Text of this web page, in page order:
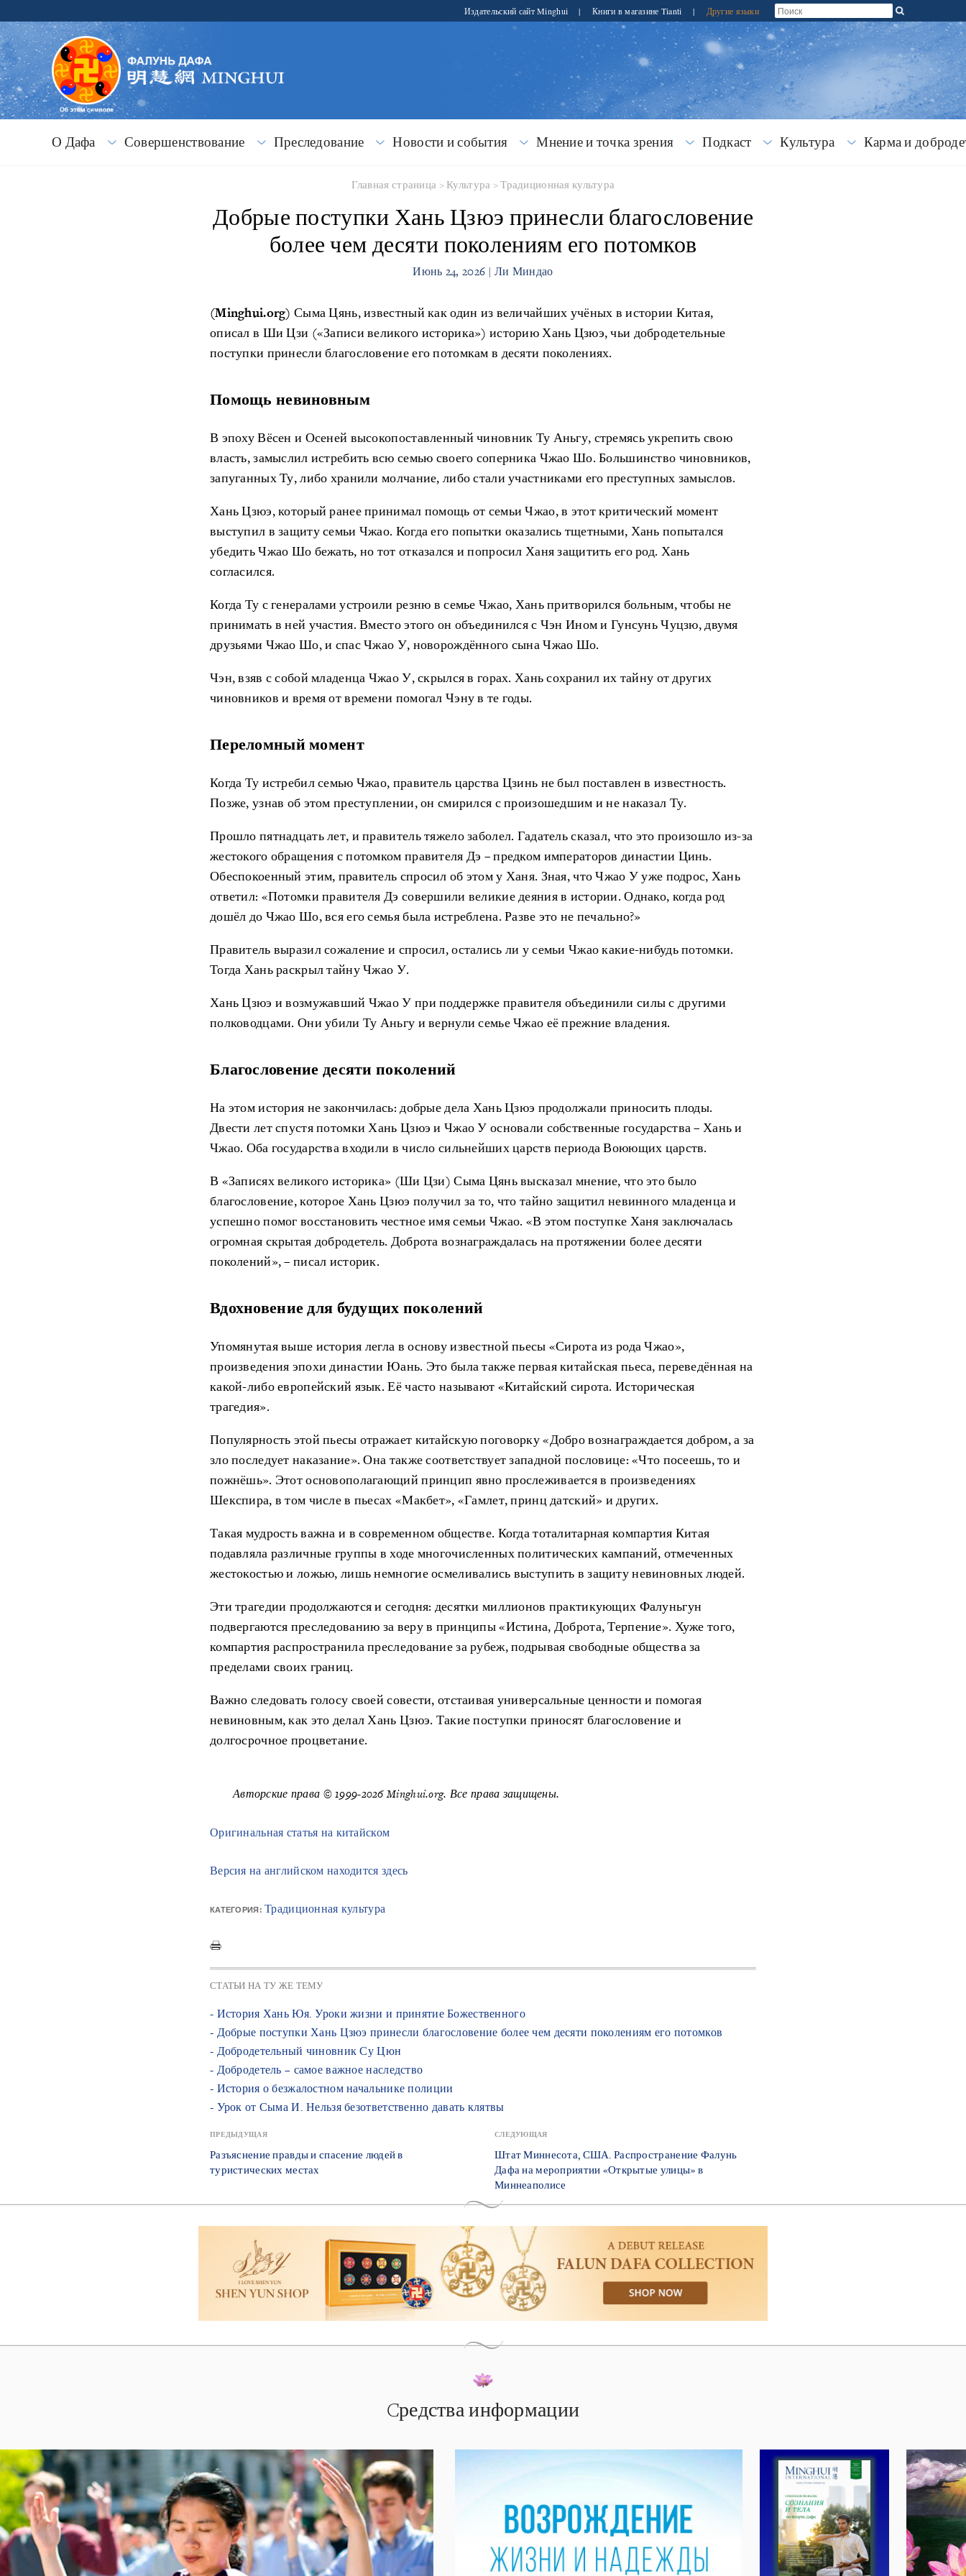
Издательский сайт Minghui | Книги в магазине Tianti | Другие языки
О Дафа Совершенствование Преследование Новости и события Мнение и точка зрения Подкаст Культура Карма и
Главная страница > Культура >Традиционная культура
Добрые поступки Хань Цзюэ принесли благословение
более чем десяти поколениям его потомков
Июнь 24, 2026 | Ли Миндао
(Minghui.org) Сыма Цянь, известный как один из величайших учёных в истории Китая,
описал в Ши Цзи («Записи великого историка») историю Хань Цзюэ, чьи добродетельные
поступки принесли благословение его потомкам в десяти поколениях.
Помощь невиновным
В эпоху Вёсен и Осеней высокопоставленный чиновник Ту Аньгу, стремясь укрепить свою
власть, замыслил истребить всю семью своего соперника Чжао Шо. Большинство чиновников,
запуганных Ту, либо хранили молчание, либо стали участниками его преступных замыслов.
Хань Цзюэ, который ранее принимал помощь от семьи Чжао, в этот критический момент
выступил в защиту семьи Чжао. Когда его попытки оказались тщетными, Хань попытался
убедить Чжао Шо бежать, но тот отказался и попросил Ханя защитить его род. Хань
согласился.
Когда Ту с генералами устроили резню в семье Чжао, Хань притворился больным, чтобы не
принимать в ней участия. Вместо этого он объединился с Чэн Ином и Гунсунь Чуцзю, двумя
друзьями Чжао Шо, и спас Чжао У, новорождённого сына Чжао Шо.
Чэн, взяв с собой младенца Чжао У, скрылся в горах. Хань сохранил их тайну от других
чиновников и время от времени помогал Чэну в те годы.
Переломный момент
Когда Ту истребил семью Чжао, правитель царства Цзинь не был поставлен в известность.
Позже, узнав об этом преступлении, он смирился с произошедшим и не наказал Ту.
Прошло пятнадцать лет, и правитель тяжело заболел. Гадатель сказал, что это произошло из-за
жестокого обращения с потомком правителя Дэ – предком императоров династии Цинь.
Обеспокоенный этим, правитель спросил об этом у Ханя. Зная, что Чжао У уже подрос, Хань
ответил: «Потомки правителя Дэ совершили великие деяния в истории. Однако, когда род
дошёл до Чжао Шо, вся его семья была истреблена. Разве это не печально?»
Правитель выразил сожаление и спросил, остались ли у семьи Чжао какие-нибудь потомки.
Тогда Хань раскрыл тайну Чжао У.
Хань Цзюэ и возмужавший Чжао У при поддержке правителя объединили силы с другими
полководцами. Они убили Ту Аньгу и вернули семье Чжао её прежние владения.
Благословение десяти поколений
На этом история не закончилась: добрые дела Хань Цзюэ продолжали приносить плоды.
Двести лет спустя потомки Хань Цзюэ и Чжао У основали собственные государства – Хань и
Чжао. Оба государства входили в число сильнейших царств периода Воюющих царств.
В «Записях великого историка» (Ши Цзи) Сыма Цянь высказал мнение, что это было
благословение, которое Хань Цзюэ получил за то, что тайно защитил невинного младенца и
успешно помог восстановить честное имя семьи Чжао. «В этом поступке Ханя заключалась
огромная скрытая добродетель. Доброта вознаграждалась на протяжении более десяти
поколений», – писал историк.
Вдохновение для будущих поколений
Упомянутая выше история легла в основу известной пьесы «Сирота из рода Чжао»,
произведения эпохи династии Юань. Это была также первая китайская пьеса, переведённая на
какой-либо европейский язык. Её часто называют «Китайский сирота. Историческая
трагедия».
Популярность этой пьесы отражает китайскую поговорку «Добро вознаграждается добром, а за
зло последует наказание». Она также соответствует западной пословице: «Что посеешь, то и
пожнёшь». Этот основополагающий принцип явно прослеживается в произведениях
Шекспира, в том числе в пьесах «Макбет», «Гамлет, принц датский» и других.
Такая мудрость важна и в современном обществе. Когда тоталитарная компартия Китая
подавляла различные группы в ходе многочисленных политических кампаний, отмеченных
жестокостью и ложью, лишь немногие осмеливались выступить в защиту невиновных людей.
Эти трагедии продолжаются и сегодня: десятки миллионов практикующих Фалуньгун
подвергаются преследованию за веру в принципы «Истина, Доброта, Терпение». Хуже того,
компартия распространила преследование за рубеж, подрывая свободные общества за
пределами своих границ.
Важно следовать голосу своей совести, отстаивая универсальные ценности и помогая
невиновным, как это делал Хань Цзюэ. Такие поступки приносят благословение и
долгосрочное процветание.
Авторские права © 1999-2026 Minghui.org. Все права защищены.
Оригинальная статья на китайском
Версия на английском находится здесь
КАТЕГОРИЯ: Традиционная культура
СТАТЬИ НА ТУ ЖЕ ТЕМУ
- История Хань Юя. Уроки жизни и принятие Божественного
- Добрые поступки Хань Цзюэ принесли благословение более чем десяти поколениям его потомков
- Добродетельный чиновник Су Цюн
- Добродетель – самое важное наследство
- История о безжалостном начальнике полиции
- Урок от Сыма И. Нельзя безответственно давать клятвы
ПРЕДЫДУЩАЯ
Разъяснение правды и спасение людей в
туристических местах
СЛЕДУЮЩАЯ
Штат Миннесота, США. Распространение Фалунь
Дафа на мероприятии «Открытые улицы» в
Миннеаполисе
Cредства информации